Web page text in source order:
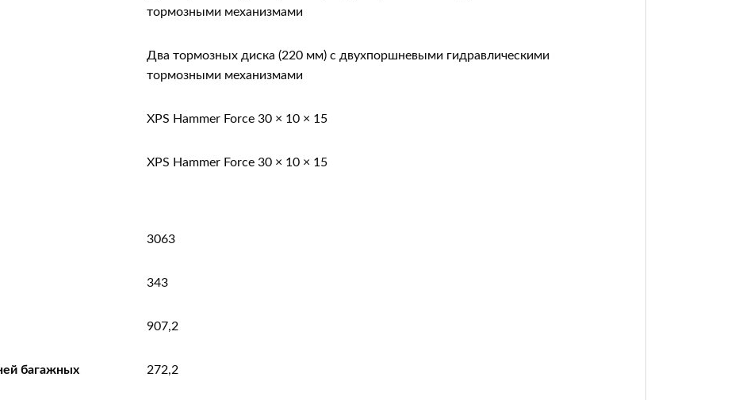
тормозными механизмами
Два тормозных диска (220 мм) с двухпоршневыми гидравлическими
тормозными механизмами
XPS Hammer Force 30 × 10 × 15
XPS Hammer Force 30 × 10 × 15
3063
343
907,2
багажных
272,2